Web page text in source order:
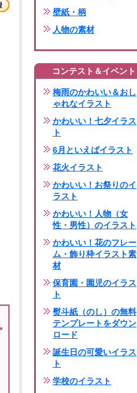
壁紙・柄
人物の素材
コンテスト＆イベント
梅雨のかわいい＆おし
ゃれなイラスト
かわいい！七夕イラス
ト
6月といえばイラスト
花火イラスト
かわいい！お祭りのイ
ラスト
かわいい！人物（女
性・男性）のイラスト
かわいい！花のフレー
ム・飾り枠イラスト素
材
保育園・園児のイラス
ト
熨斗紙（のし）の無料
テンプレートをダウン
ロード
誕生日の可愛いイラス
ト
学校のイラスト